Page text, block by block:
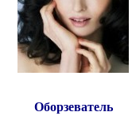
Оборзеватель